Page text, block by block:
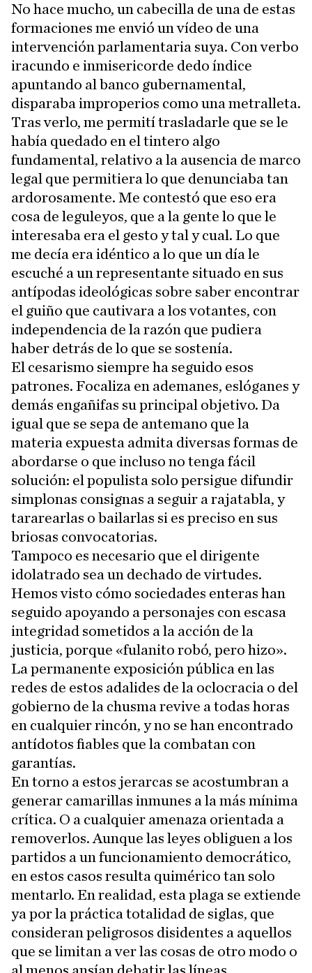
No hace mucho, un cabecilla de una de estas
formaciones me envió un vídeo de una
intervención parlamentaria suya. Con verbo
iracundo e inmisericorde dedo índice
apuntando al banco gubernamental,
disparaba improperios como una metralleta.
Tras verlo, me permití trasladarle que se le
había quedado en el tintero algo
fundamental, relativo a la ausencia de marco
legal que permitiera lo que denunciaba tan
ardorosamente. Me contestó que eso era
cosa de leguleyos, que a la gente lo que le
interesaba era el gesto y tal y cual. Lo que
me decía era idéntico a lo que un día le
escuché a un representante situado en sus
antípodas ideológicas sobre saber encontrar
el guiño que cautivara a los votantes, con
independencia de la razón que pudiera
haber detrás de lo que se sostenía.
El cesarismo siempre ha seguido esos
patrones. Focaliza en ademanes, eslóganes y
demás engañifas su principal objetivo. Da
igual que se sepa de antemano que la
materia expuesta admita diversas formas de
abordarse o que incluso no tenga fácil
solución: el populista solo persigue difundir
simplonas consignas a seguir a rajatabla, y
tararearlas o bailarlas si es preciso en sus
briosas convocatorias.
Tampoco es necesario que el dirigente
idolatrado sea un dechado de virtudes.
Hemos visto cómo sociedades enteras han
seguido apoyando a personajes con escasa
integridad sometidos a la acción de la
justicia, porque «fulanito robó, pero hizo».
La permanente exposición pública en las
redes de estos adalides de la oclocracia o del
gobierno de la chusma revive a todas horas
en cualquier rincón, y no se han encontrado
antídotos fiables que la combatan con
garantías.
En torno a estos jerarcas se acostumbran a
generar camarillas inmunes a la más mínima
crítica. O a cualquier amenaza orientada a
removerlos. Aunque las leyes obliguen a los
partidos a un funcionamiento democrático,
en estos casos resulta quimérico tan solo
mentarlo. En realidad, esta plaga se extiende
ya por la práctica totalidad de siglas, que
consideran peligrosos disidentes a aquellos
que se limitan a ver las cosas de otro modo o